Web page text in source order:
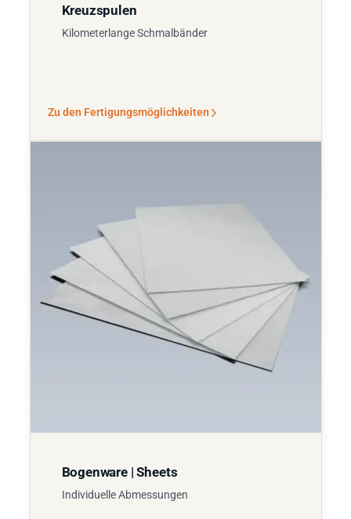
Kreuzspulen
Kilometerlange Schmalbänder
Zu den Fertigungsmöglichkeiten
Bogenware | Sheets
Individuelle Abmessungen